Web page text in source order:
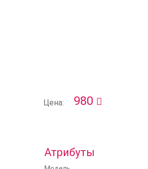
Цена: 980
Атрибуты